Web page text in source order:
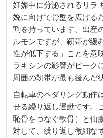
妊娠中に分泌されるリラ
娩に向けて骨盤を広げる
割を持っています。出産
ルモンですが、靭帯が緩
性が低下する」ことを意
ラキシンの影響がピーク
周囲の靭帯が最も緩んだ
自転車のペダリング動作
せる繰り返し運動です。
恥骨をつなぐ軟骨）と仙
対して、繰り返し微細な